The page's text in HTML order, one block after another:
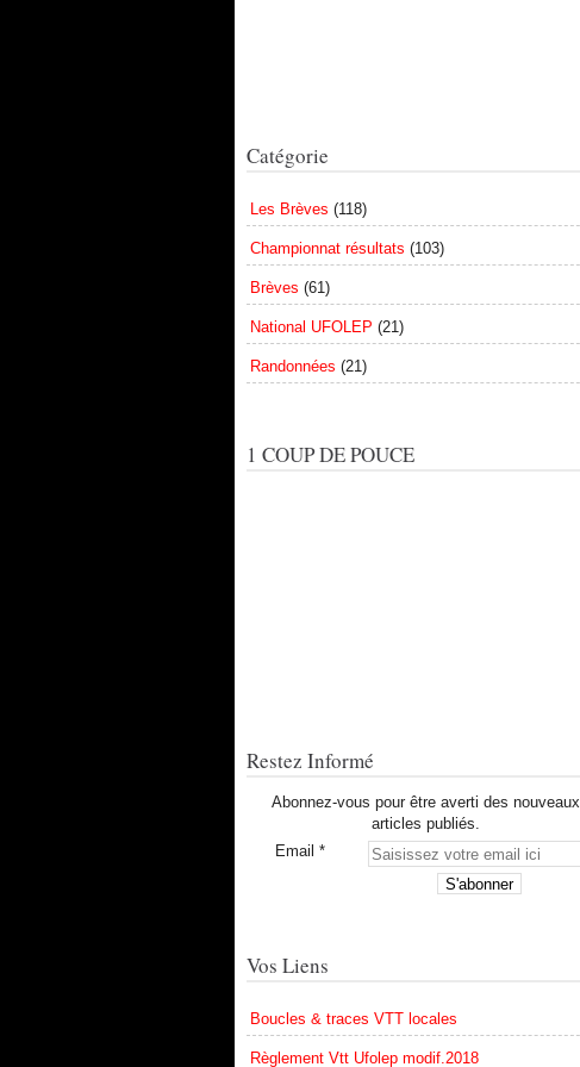
Catégorie
Les Brèves (118)
Championnat résultats (103)
Brèves (61)
National UFOLEP (21)
Randonnées (21)
1 COUP DE POUCE
Restez Informé
Abonnez-vous pour être averti des nouveaux
articles publiés.
Email
Vos Liens
Boucles & traces VTT locales
Règlement Vtt Ufolep modif.2018